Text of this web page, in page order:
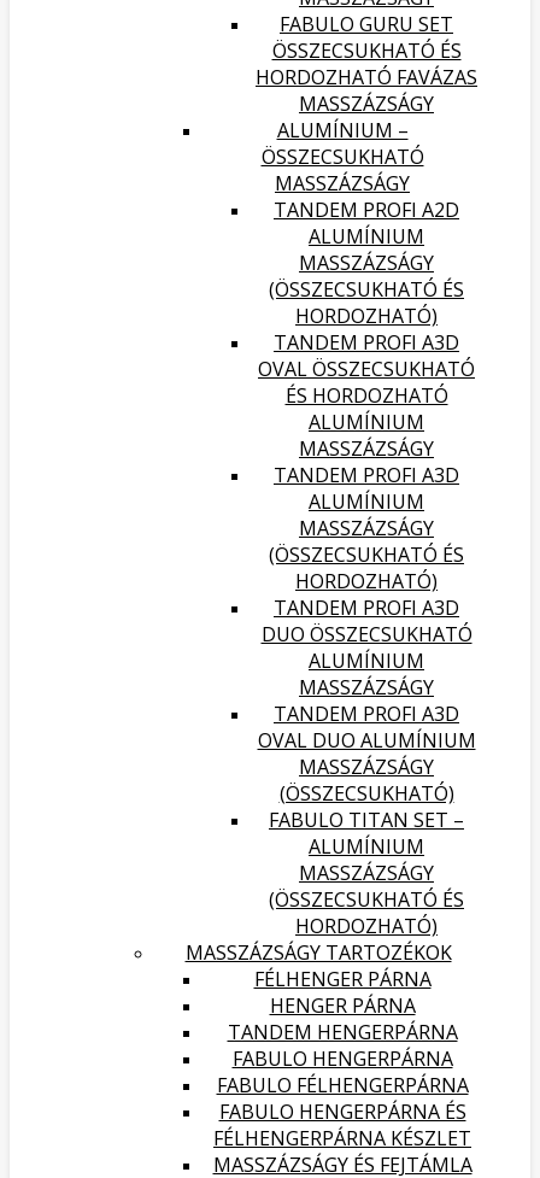
FABULO GURU SET
ÖSSZECSUKHATÓ ÉS
HORDOZHATÓ FAVÁZAS
MASSZÁZSÁGY
ALUMÍNIUM –
ÖSSZECSUKHATÓ
MASSZÁZSÁGY
TANDEM PROFI A2D
ALUMÍNIUM
MASSZÁZSÁGY
(ÖSSZECSUKHATÓ ÉS
HORDOZHATÓ)
TANDEM PROFI A3D
OVAL ÖSSZECSUKHATÓ
ÉS HORDOZHATÓ
ALUMÍNIUM
MASSZÁZSÁGY
TANDEM PROFI A3D
ALUMÍNIUM
MASSZÁZSÁGY
(ÖSSZECSUKHATÓ ÉS
HORDOZHATÓ)
TANDEM PROFI A3D
DUO ÖSSZECSUKHATÓ
ALUMÍNIUM
MASSZÁZSÁGY
TANDEM PROFI A3D
OVAL DUO ALUMÍNIUM
MASSZÁZSÁGY
(ÖSSZECSUKHATÓ)
FABULO TITAN SET –
ALUMÍNIUM
MASSZÁZSÁGY
(ÖSSZECSUKHATÓ ÉS
HORDOZHATÓ)
MASSZÁZSÁGY TARTOZÉKOK
FÉLHENGER PÁRNA
HENGER PÁRNA
TANDEM HENGERPÁRNA
FABULO HENGERPÁRNA
FABULO FÉLHENGERPÁRNA
FABULO HENGERPÁRNA ÉS
FÉLHENGERPÁRNA KÉSZLET
MASSZÁZSÁGY ÉS FEJTÁMLA